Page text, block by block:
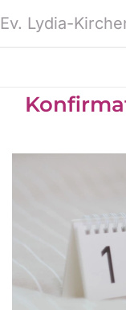
Ev. Lydia-